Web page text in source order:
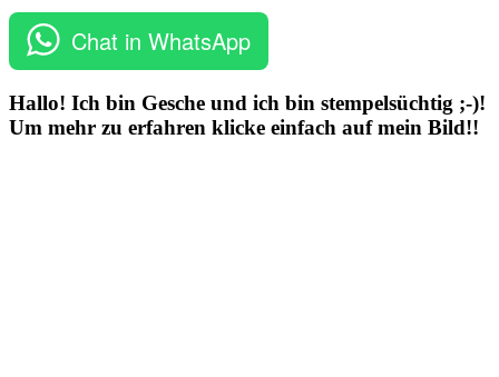
Chat in WhatsApp
Hallo! Ich bin Gesche und ich bin stempelsüchtig ;-)!
Um mehr zu erfahren klicke einfach auf mein Bild!!